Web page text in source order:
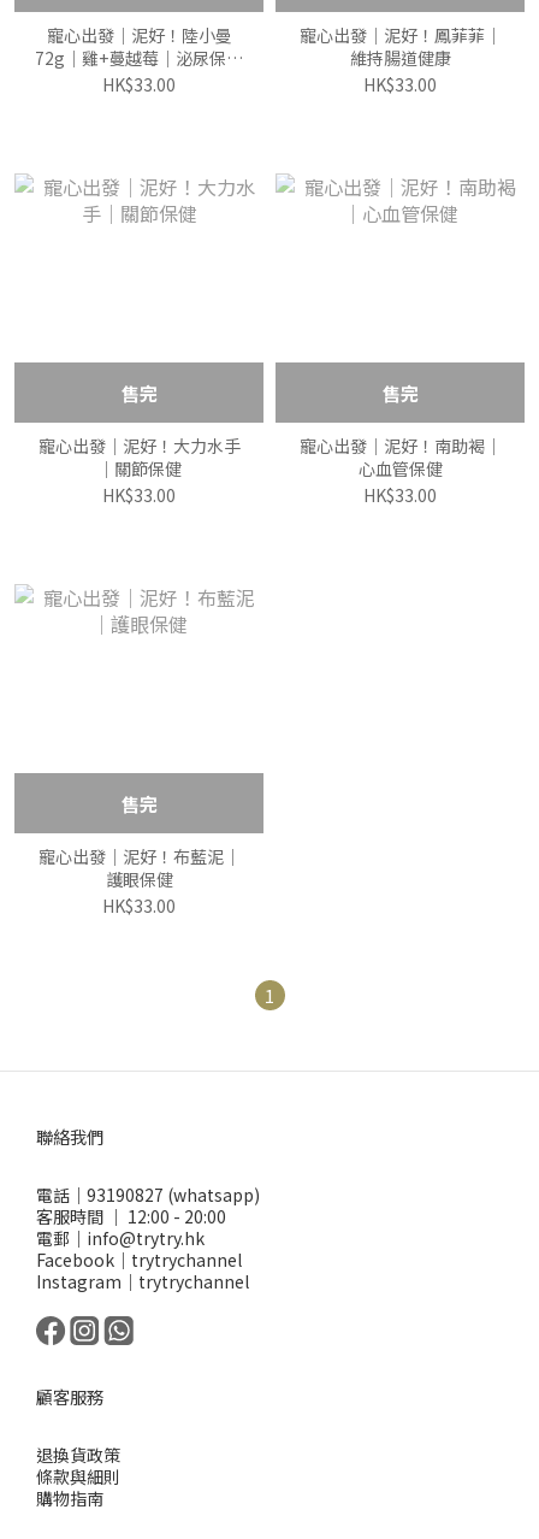
寵心出發｜泥好！陸小曼
72g｜雞+蔓越莓｜泌尿保健
｜天然機能蔬菜肉泥
HK$33.00
寵心出發｜泥好！鳳菲菲｜
維持腸道健康
HK$33.00
售完
寵心出發｜泥好！大力水手
｜關節保健
HK$33.00
售完
寵心出發｜泥好！南助褐｜
心血管保健
HK$33.00
售完
寵心出發｜泥好！布藍泥｜
護眼保健
HK$33.00
1
聯絡我們
電話｜93190827 (whatsapp)
客服時間 ｜ 12:00 - 20:00
電郵｜info@trytry.hk
Facebook｜trytrychannel
Instagram｜trytrychannel
顧客服務
退換貨政策
條款與細則
購物指南